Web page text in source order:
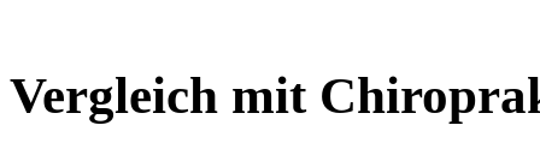
Vergleich mit